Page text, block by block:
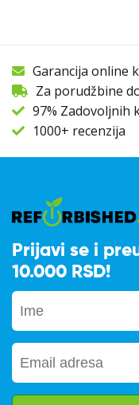
Garancija online
Za porudžbine
97% Zadovoljnih
1000+ recenzija
Prijavi se i
10.000 RSD!